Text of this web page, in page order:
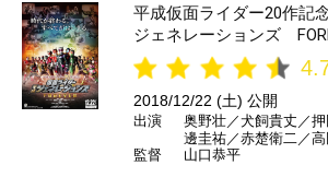
平成仮面ライダー20作記
ジェネレーションズ
2018/12/22 (土) 公開
出演
奥野壮／犬飼貴丈／
邊圭祐／赤楚衛二／
上剣星／大東駿介／生
監督 山口恭平